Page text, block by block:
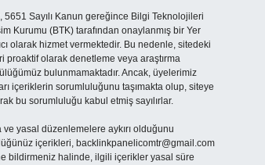
5651 Sayılı Kanun gereğince Bilgi Teknolojileri
Kurumu (BTK) tarafından onaylanmış bir Yer
olarak hizmet vermektedir. Bu nedenle, sitedeki
proaktif olarak denetleme veya araştırma
bulunmamaktadır. Ancak, üyelerimiz
içeriklerin sorumluluğunu taşımakta olup, siteye
bu sorumluluğu kabul etmiş sayılırlar.
ve yasal düzenlemelere aykırı olduğunu
içerikleri, backlinkpanelicomtr@gmail.com
bildirmeniz halinde, ilgili içerikler yasal süre